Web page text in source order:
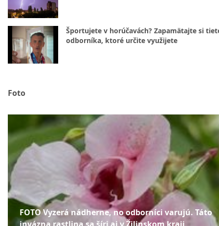
Športujete v horúčavách? Zapamätajte si
odborníka, ktoré určite využijete
Foto
FOTO Vyzerá nádherne, no odborníci varujú. Táto